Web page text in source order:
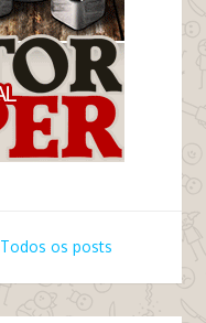
Todos os posts